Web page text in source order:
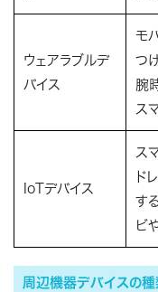
ウェアラブルデ
バイス
モ
つ
腕
ス
IoTデバイス
ス
ド
す
ビ
周辺機器デバイスの種